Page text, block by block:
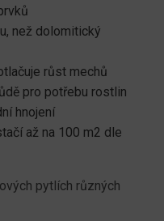
než dolomitický
růst mechů
pro potřebu rostlin
hnojení
až na 100 m2 dle
pytlích různých